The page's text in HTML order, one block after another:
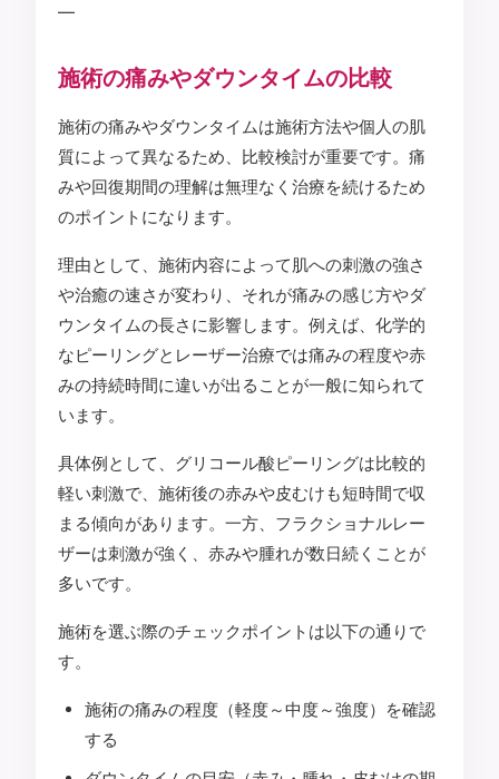
—
施術の痛みやダウンタイムの比較
施術の痛みやダウンタイムは施術方法や個人の肌
質によって異なるため、比較検討が重要です。痛
みや回復期間の理解は無理なく治療を続けるため
のポイントになります。
理由として、施術内容によって肌への刺激の強さ
や治癒の速さが変わり、それが痛みの感じ方やダ
ウンタイムの長さに影響します。例えば、化学的
なピーリングとレーザー治療では痛みの程度や赤
みの持続時間に違いが出ることが一般に知られて
います。
具体例として、グリコール酸ピーリングは比較的
軽い刺激で、施術後の赤みや皮むけも短時間で収
まる傾向があります。一方、フラクショナルレー
ザーは刺激が強く、赤みや腫れが数日続くことが
多いです。
施術を選ぶ際のチェックポイントは以下の通りで
す。
施術の痛みの程度（軽度～中度～強度）を確認
する